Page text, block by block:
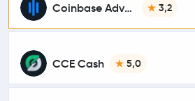
Coinbase Advanced 3,2
CCE Cash 5,0